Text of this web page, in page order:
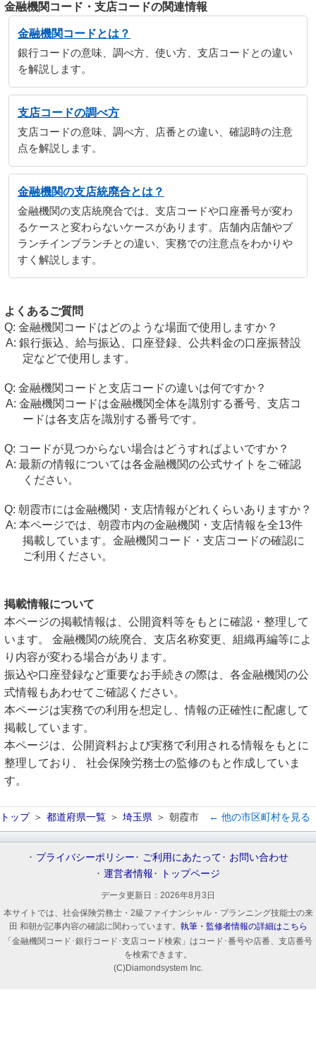
金融機関コード・支店コードの関連情報
金融機関コードとは？
銀行コードの意味、調べ方、使い方、支店コードとの違い
を解説します。
支店コードの調べ方
支店コードの意味、調べ方、店番との違い、確認時の注意
点を解説します。
金融機関の支店統廃合とは？
金融機関の支店統廃合では、支店コードや口座番号が変わ
るケースと変わらないケースがあります。店舗内店舗やブ
ランチインブランチとの違い、実務での注意点をわかりや
すく解説します。
よくあるご質問
金融機関コードはどのような場面で使用しますか？
銀行振込、給与振込、口座登録、公共料金の口座振替設
定などで使用します。
金融機関コードと支店コードの違いは何ですか？
金融機関コードは金融機関全体を識別する番号、支店コ
ードは各支店を識別する番号です。
コードが見つからない場合はどうすればよいですか？
最新の情報については各金融機関の公式サイトをご確認
ください。
朝霞市には金融機関・支店情報がどれくらいありますか？
本ページでは、朝霞市内の金融機関・支店情報を全13件
掲載しています。金融機関コード・支店コードの確認に
ご利用ください。
掲載情報について
本ページの掲載情報は、公開資料等をもとに確認・整理して
います。 金融機関の統廃合、支店名称変更、組織再編等によ
り内容が変わる場合があります。
振込や口座登録など重要なお手続きの際は、各金融機関の公
式情報もあわせてご確認ください。
本ページは実務での利用を想定し、情報の正確性に配慮して
掲載しています。
本ページは、公開資料および実務で利用される情報をもとに
整理しており、 社会保険労務士の監修のもと作成していま
す。
トップ 都道府県一覧 埼玉県 朝霞市 ← 他の市区町村を見る
プライバシーポリシー ご利用にあたって
お問い合わせ
運営者情報
トップページ
データ更新日： 2026年8月3日
本サイトでは、社会保険労務士・2級ファイナンシャル・プランニング技能士の来
田 和朝が記事内容の確認に関わっています。 執筆・監修者情報の詳細はこちら
「金融機関コード･銀行コード･支店コード検索」はコード･番号や店番、支店番号
を検索できます。
(C)Diamondsystem Inc.